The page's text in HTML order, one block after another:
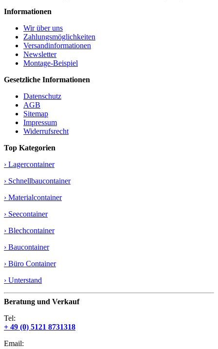
Informationen
Wir über uns
Zahlungsmöglichkeiten
Versandinformationen
Newsletter
Montage-Beispiel
Gesetzliche Informationen
Datenschutz
AGB
Sitemap
Impressum
Widerrufsrecht
Top Kategorien
› Lagercontainer
› Schnellbaucontainer
› Materialcontainer
› Seecontainer
› Blechcontainer
› Baucontainer
› Büro Container
› Unterstand
Beratung und Verkauf
Tel:
+ 49 (0) 5121 8731318
Email: